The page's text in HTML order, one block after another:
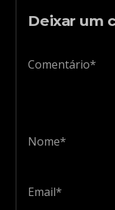
Deixar um
Comentário*
Nome*
Email*